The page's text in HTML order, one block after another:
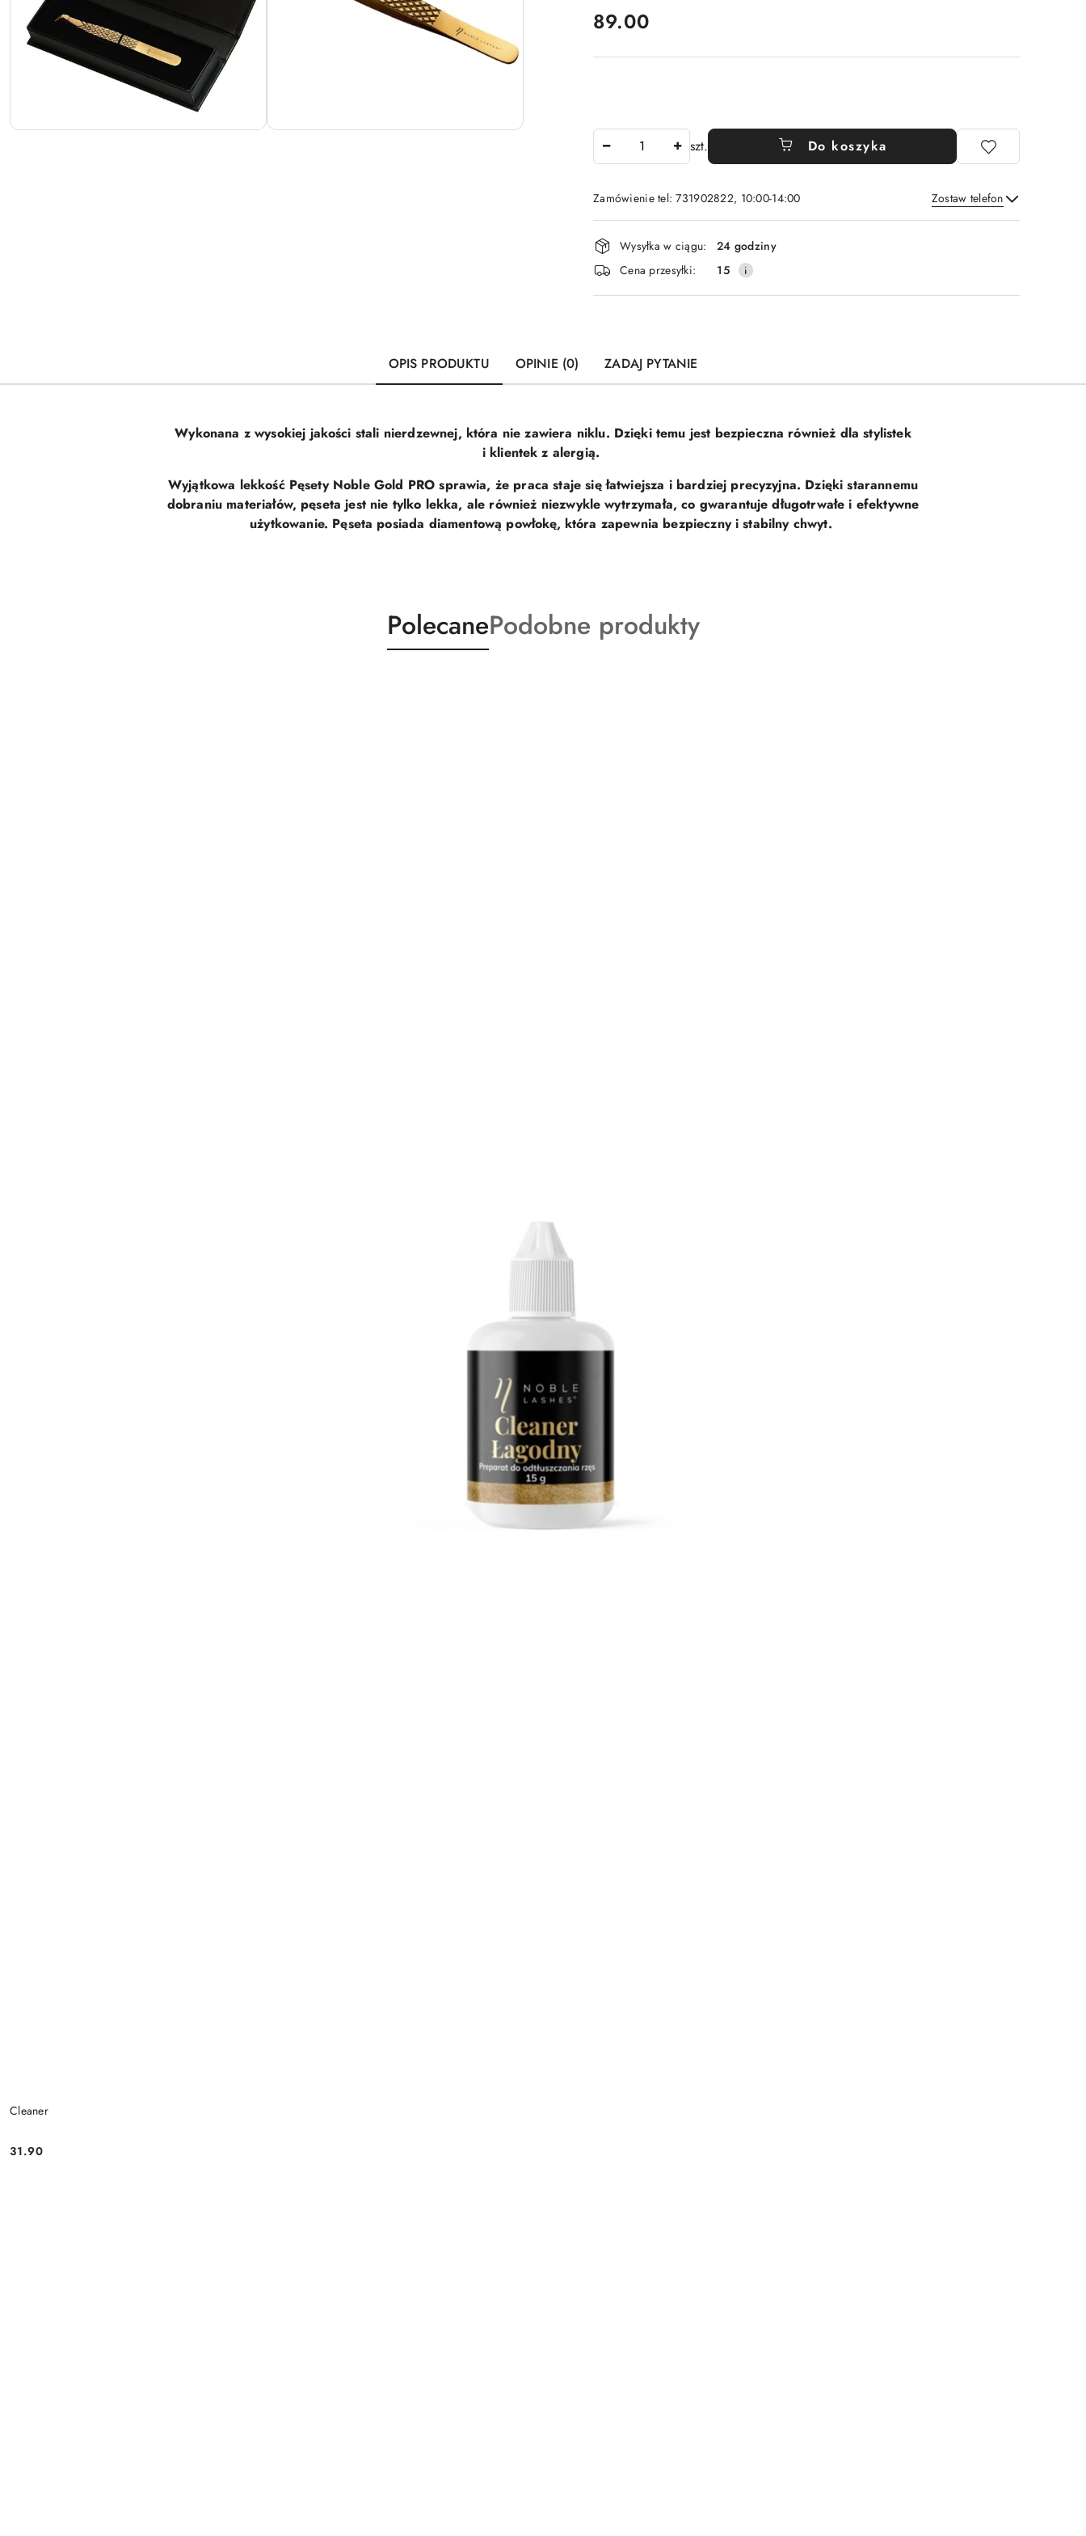
cena:
89.00
szt. Do koszyka
Zamówienie tel: 731902822, 10:00-14:00 Zostaw telefon
Wyślij
Dostępność
i
dostawa
Wysyłka w ciągu:
24 godziny
Cena przesyłki:
15
OPIS PRODUKTU OPINIE (0) ZADAJ PYTANIE
Wykonana z wysokiej jakości stali nierdzewnej, która nie zawiera niklu. Dzięki temu jest bezpieczna również dla stylistek
i klientek z alergią.
Wyjątkowa lekkość Pęsety Noble Gold PRO sprawia, że praca staje się łatwiejsza i bardziej precyzyjna. Dzięki starannemu
dobraniu materiałów, pęseta jest nie tylko lekka, ale również niezwykle wytrzymała, co gwarantuje długotrwałe i efektywne
użytkowanie. Pęseta posiada diamentową powłokę, która zapewnia bezpieczny i stabilny chwyt.
Produkty
o
PolecaneProdukty
o
Podobne produkty
Cleaner
Cena:
31.90